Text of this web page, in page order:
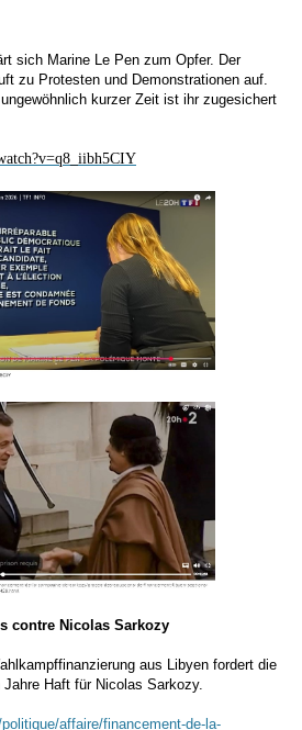
sich Marine Le Pen zum Opfer. Der
zu Protesten und Demonstrationen auf.
kurzer Zeit ist ihr zugesichert
contre Nicolas Sarkozy
aus Libyen fordert die
Haft für Nicolas Sarkozy.
affaire/financement-de-la-